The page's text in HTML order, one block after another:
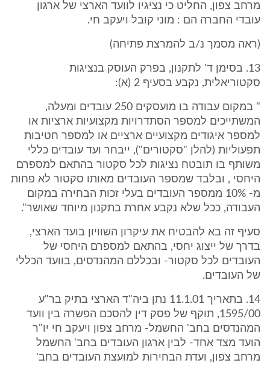
מרחב צפון, החליט כי נציגיו לוועד הארצי של ארגון
עובדי החברה הם : מוני קובל ויעקב חי.
(ראה מסמך נ/ב להמרצת פתיחה)
13. בסימן ד' לתקנון, בפרק העוסק בנציגות
סקטוריאלית, נקבע בסעיף 2 (א):
" במקום עבודה בו מועסקים 250 עובדים ומעלה,
המשתייכים למספר הסתדרויות מקצועיות ארציות או
למספר איגודים מקצועיים ארציים או למספר חטיבות
תפעוליות (להלן "סקטורים"), ייבחר ועד עובדים כללי
משותף בו תובטח נציגות לכל סקטור בהתאם למספרם
היחסי , ובלבד שמספר העובדים מאותו סקטור לא פחות
מ- 10% ממספר העובדים בעלי זכות הבחירה במקום
העבודה, ככל שלא נקבע אחרת בתקנון מיוחד שאושר".
סעיף זה בא להבטיח את עיקרון השוויון בועד הארצי,
בדרך של ייצוג יחסי, בהתאם למספרם היחסי של
העובדים לכל סקטור- ובכללם המהנדסים, בוועד הכללי
של העובדים.
14. בתאריך 11.1.01 נתן ביה"ד הארצי בתיק בר"ע
1595/00, תוקף של פסק דין להסכם הפשרה בין וועד
המהנדסים בחב' החשמל- מרחב צפון ויעקב חי יו"ר
הועד מצד אחד- לבין ארגון העובדים בחב' החשמל
מרחב צפון, ועדת הבחירות למועצת העובדים בחב'